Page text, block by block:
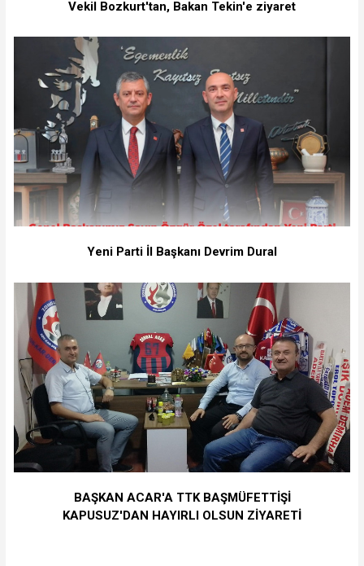
Vekil Bozkurt'tan, Bakan Tekin'e ziyaret
Yeni Parti İl Başkanı Devrim Dural
BAŞKAN ACAR'A TTK BAŞMÜFETTİŞİ
KAPUSUZ'DAN HAYIRLI OLSUN ZİYARETİ